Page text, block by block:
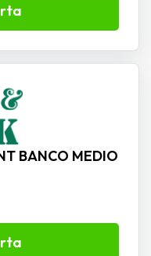
BANCO MEDIO